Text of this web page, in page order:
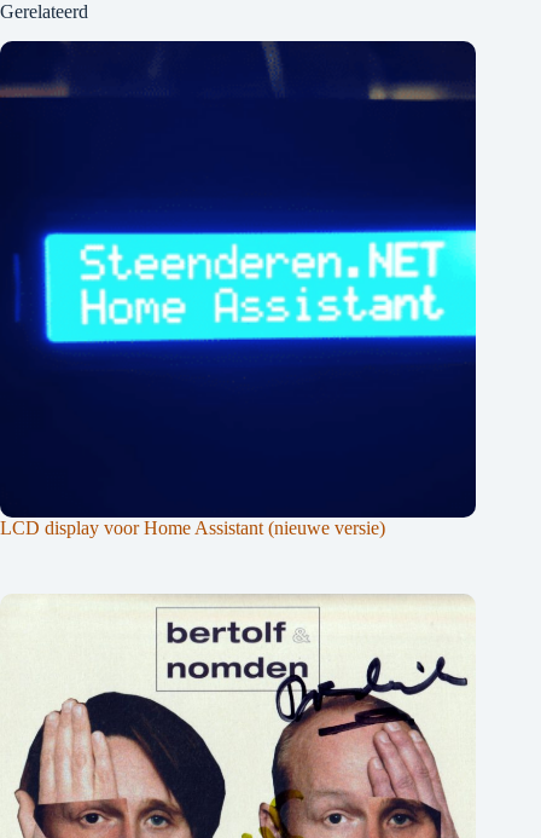
Gerelateerd
LCD display voor Home Assistant (nieuwe versie)